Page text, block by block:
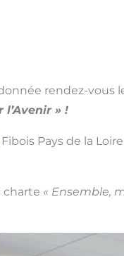
rendez-vous
» !
Fibois Pays de la
charte « Ensemble,